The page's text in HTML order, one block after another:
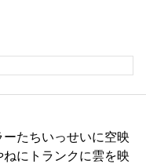
たちいっせいに空映
にトランクに雲を映